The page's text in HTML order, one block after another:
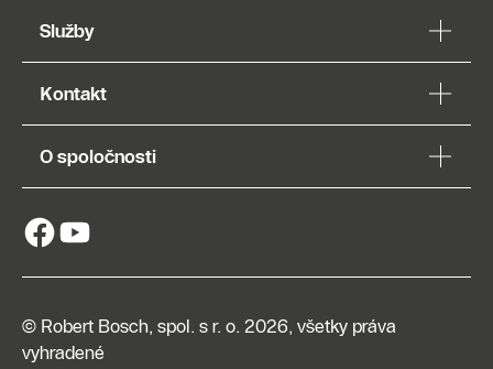
Služby
Kontakt
O spoločnosti
© Robert Bosch, spol. s r. o. 2026, všetky práva
vyhradené